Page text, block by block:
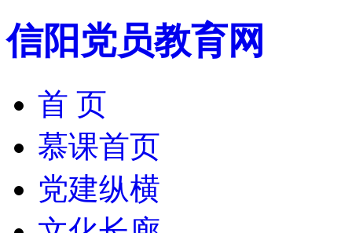
信阳党员教育网
首 页
慕课首页
党建纵横